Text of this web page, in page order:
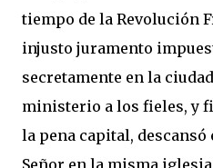
tiempo de la Revolución
injusto juramento
secretamente en la
ministerio a los fieles, y
la pena capital,
Señor en la misma